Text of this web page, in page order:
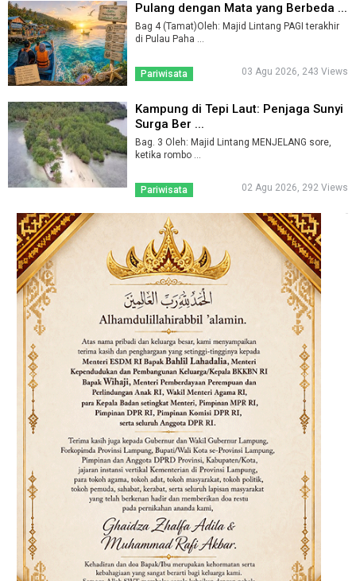
Pulang dengan Mata yang Berbeda ...
Bag 4 (Tamat)Oleh: Majid Lintang PAGI terakhir
di Pulau Paha ...
Pariwisata 03 Agu 2026, 243 Views
Kampung di Tepi Laut: Penjaga Sunyi
Surga Ber ...
Bag. 3 Oleh: Majid Lintang MENJELANG sore,
ketika rombo ...
Pariwisata 02 Agu 2026, 292 Views